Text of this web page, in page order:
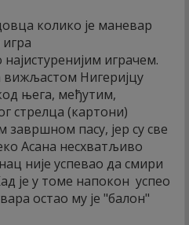
колико је маневар
играчем.
вижљастом Нигеријцу
њега, међутим,
стрелца (картони)
завршном пасу, јер су све
Асана несхватљиво
није успевао да смири
је у томе напокон успео
остао му је "балон"